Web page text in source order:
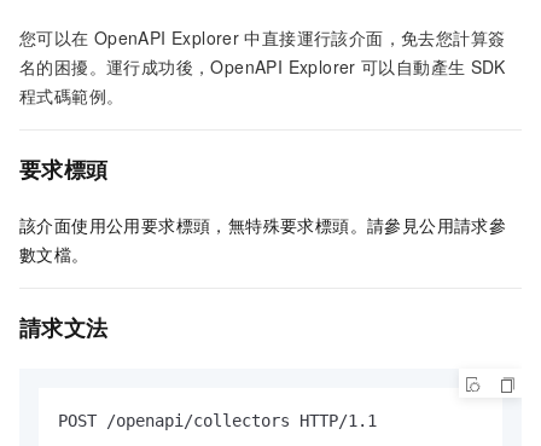
您可以在 OpenAPI Explorer 中直接運行該介面，免去您計算簽
名的困擾。運行成功後，OpenAPI Explorer 可以自動產生 SDK
程式碼範例。
要求標頭
該介面使用公用要求標頭，無特殊要求標頭。請參見公用請求參
數文檔。
請求文法
POST /openapi/collectors HTTP/1.1